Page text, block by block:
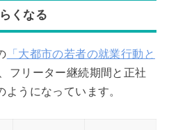
くなる
「大都市の若者の就業行動と
フリーター継続期間と正社
ようになっています。